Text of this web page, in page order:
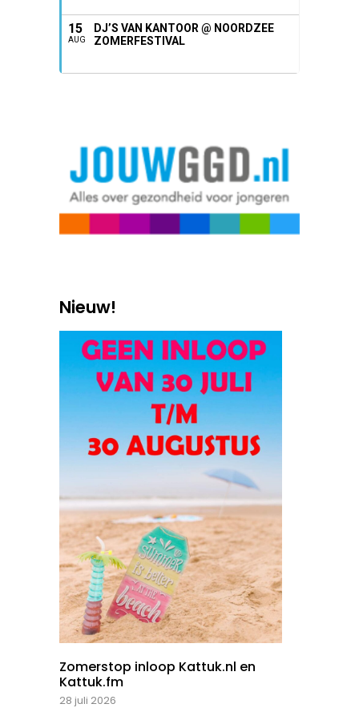
15
AUG
DJ’S VAN KANTOOR @ NOORDZEE
ZOMERFESTIVAL
Nieuw!
Zomerstop inloop Kattuk.nl en
Kattuk.fm
28 juli 2026